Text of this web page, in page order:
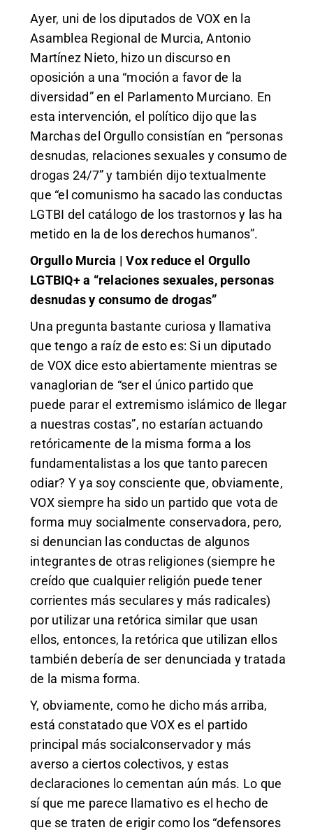
Ayer, uni de los diputados de VOX en la
Asamblea Regional de Murcia, Antonio
Martínez Nieto, hizo un discurso en
oposición a una “moción a favor de la
diversidad” en el Parlamento Murciano. En
esta intervención, el político dijo que las
Marchas del Orgullo consistían en “personas
desnudas, relaciones sexuales y consumo de
drogas 24/7” y también dijo textualmente
que “el comunismo ha sacado las conductas
LGTBI del catálogo de los trastornos y las ha
metido en la de los derechos humanos”.
Orgullo Murcia | Vox reduce el Orgullo
LGTBIQ+ a “relaciones sexuales, personas
desnudas y consumo de drogas”
Una pregunta bastante curiosa y llamativa
que tengo a raíz de esto es: Si un diputado
de VOX dice esto abiertamente mientras se
vanaglorian de “ser el único partido que
puede parar el extremismo islámico de llegar
a nuestras costas”, no estarían actuando
retóricamente de la misma forma a los
fundamentalistas a los que tanto parecen
odiar? Y ya soy consciente que, obviamente,
VOX siempre ha sido un partido que vota de
forma muy socialmente conservadora, pero,
si denuncian las conductas de algunos
integrantes de otras religiones (siempre he
creído que cualquier religión puede tener
corrientes más seculares y más radicales)
por utilizar una retórica similar que usan
ellos, entonces, la retórica que utilizan ellos
también debería de ser denunciada y tratada
de la misma forma.
Y, obviamente, como he dicho más arriba,
está constatado que VOX es el partido
principal más socialconservador y más
averso a ciertos colectivos, y estas
declaraciones lo cementan aún más. Lo que
sí que me parece llamativo es el hecho de
que se traten de erigir como los “defensores